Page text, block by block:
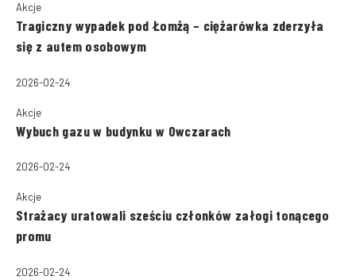
Akcje
Tragiczny wypadek pod Łomżą – ciężarówka zderzyła
się z autem osobowym
2026-02-24
Akcje
Wybuch gazu w budynku w Owczarach
2026-02-24
Akcje
Strażacy uratowali sześciu członków załogi tonącego
promu
2026-02-24